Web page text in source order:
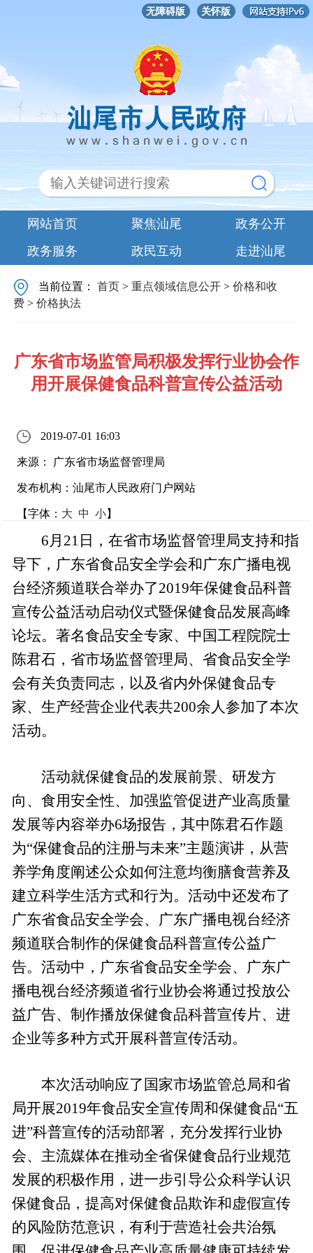
无障碍版 关怀版
网站首页 聚焦汕尾
政务公开
政务服务
政民互动 走进汕尾
当前位置：首页 >重点领域信息公开 >价格和收
费 >价格执法
广东省市场监管局积极发挥行业协会作
用开展保健食品科普宣传公益活动
2019-07-01 16:03
来源： 广东省市场监督管理局
发布机构：汕尾市人民政府门户网站
【字体： 大 中 小】
6月21日，在省市场监督管理局支持和指
导下，广东省食品安全学会和广东广播电视
台经济频道联合举办了2019年保健食品科普
宣传公益活动启动仪式暨保健食品发展高峰
论坛。著名食品安全专家、中国工程院院士
陈君石，省市场监督管理局、省食品安全学
会有关负责同志，以及省内外保健食品专
家、生产经营企业代表共200余人参加了本次
活动。
活动就保健食品的发展前景、研发方
向、食用安全性、加强监管促进产业高质量
发展等内容举办6场报告，其中陈君石作题
为“保健食品的注册与未来”主题演讲，从营
养学角度阐述公众如何注意均衡膳食营养及
建立科学生活方式和行为。活动中还发布了
广东省食品安全学会、广东广播电视台经济
频道联合制作的保健食品科普宣传公益广
告。活动中，广东省食品安全学会、广东广
播电视台经济频道省行业协会将通过投放公
益广告、制作播放保健食品科普宣传片、进
企业等多种方式开展科普宣传活动。
本次活动响应了国家市场监管总局和省
局开展2019年食品安全宣传周和保健食品“五
进”科普宣传的活动部署，充分发挥行业协
会、主流媒体在推动全省保健食品行业规范
发展的积极作用，进一步引导公众科学认识
保健食品，提高对保健食品欺诈和虚假宣传
的风险防范意识，有利于营造社会共治氛